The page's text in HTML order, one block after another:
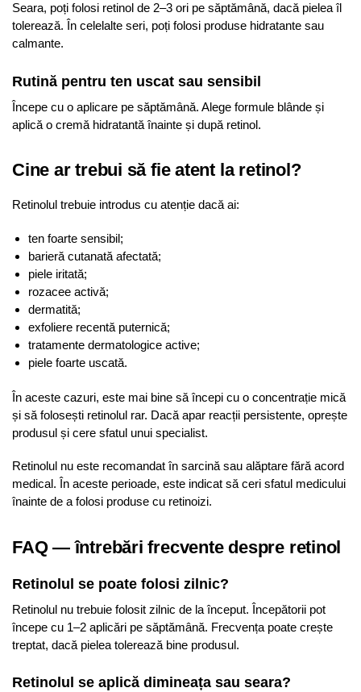
Seara, poți folosi retinol de 2–3 ori pe săptămână, dacă pielea îl
tolerează. În celelalte seri, poți folosi produse hidratante sau
calmante.
Rutină pentru ten uscat sau sensibil
Începe cu o aplicare pe săptămână. Alege formule blânde și
aplică o cremă hidratantă înainte și după retinol.
Cine ar trebui să fie atent la retinol?
Retinolul trebuie introdus cu atenție dacă ai:
ten foarte sensibil;
barieră cutanată afectată;
piele iritată;
rozacee activă;
dermatită;
exfoliere recentă puternică;
tratamente dermatologice active;
piele foarte uscată.
În aceste cazuri, este mai bine să începi cu o concentrație mică
și să folosești retinolul rar. Dacă apar reacții persistente, oprește
produsul și cere sfatul unui specialist.
Retinolul nu este recomandat în sarcină sau alăptare fără acord
medical. În aceste perioade, este indicat să ceri sfatul medicului
înainte de a folosi produse cu retinoizi.
FAQ — întrebări frecvente despre retinol
Retinolul se poate folosi zilnic?
Retinolul nu trebuie folosit zilnic de la început. Începătorii pot
începe cu 1–2 aplicări pe săptămână. Frecvența poate crește
treptat, dacă pielea tolerează bine produsul.
Retinolul se aplică dimineața sau seara?